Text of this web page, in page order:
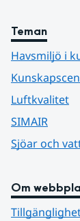
Teman
Havsmiljö i
Luftkvalitet
SIMAIR
Sjöar och
Om